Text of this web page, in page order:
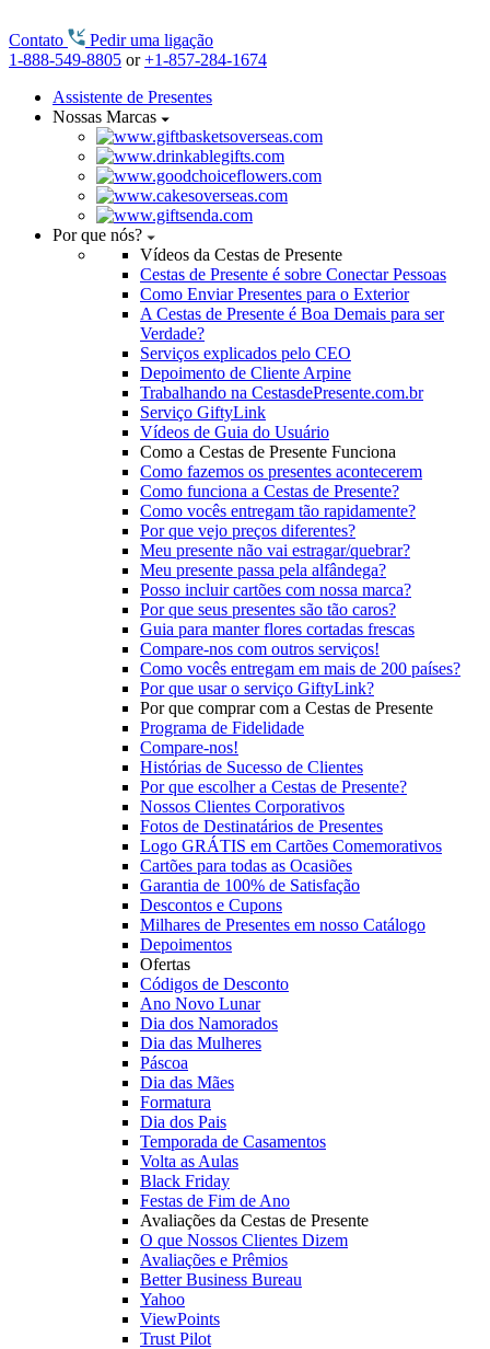
Contato
Pedir uma ligação
1-888-549-8805 or+1-857-284-1674
Assistente de Presentes
Nossas Marcas
Por que nós?
Vídeos da Cestas de Presente
Cestas de Presente é sobre Conectar Pessoas
Como Enviar Presentes para o Exterior
A Cestas de Presente é Boa Demais para ser
Verdade?
Serviços explicados pelo CEO
Depoimento de Cliente Arpine
Trabalhando na CestasdePresente.com.br
Serviço GiftyLink
Vídeos de Guia do Usuário
Como a Cestas de Presente Funciona
Como fazemos os presentes acontecerem
Como funciona a Cestas de Presente?
Como vocês entregam tão rapidamente?
Por que vejo preços diferentes?
Meu presente não vai estragar/quebrar?
Meu presente passa pela alfândega?
Posso incluir cartões com nossa marca?
Por que seus presentes são tão caros?
Guia para manter flores cortadas frescas
Compare-nos com outros serviços!
Como vocês entregam em mais de 200 países?
Por que usar o serviço GiftyLink?
Por que comprar com a Cestas de Presente
Programa de Fidelidade
Compare-nos!
Histórias de Sucesso de Clientes
Por que escolher a Cestas de Presente?
Nossos Clientes Corporativos
Fotos de Destinatários de Presentes
Logo GRÁTIS em Cartões Comemorativos
Cartões para todas as Ocasiões
Garantia de 100% de Satisfação
Descontos e Cupons
Milhares de Presentes em nosso Catálogo
Depoimentos
Ofertas
Códigos de Desconto
Ano Novo Lunar
Dia dos Namorados
Dia das Mulheres
Páscoa
Dia das Mães
Formatura
Dia dos Pais
Temporada de Casamentos
Volta as Aulas
Black Friday
Festas de Fim de Ano
Avaliações da Cestas de Presente
O que Nossos Clientes Dizem
Avaliações e Prêmios
Better Business Bureau
Yahoo
ViewPoints
Trust Pilot